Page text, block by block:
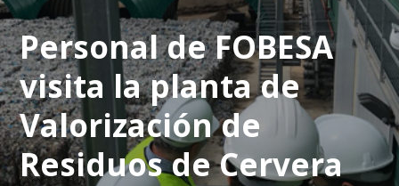
Personal de FOBESA
visita la planta de
Valorización de
Residuos de Cervera